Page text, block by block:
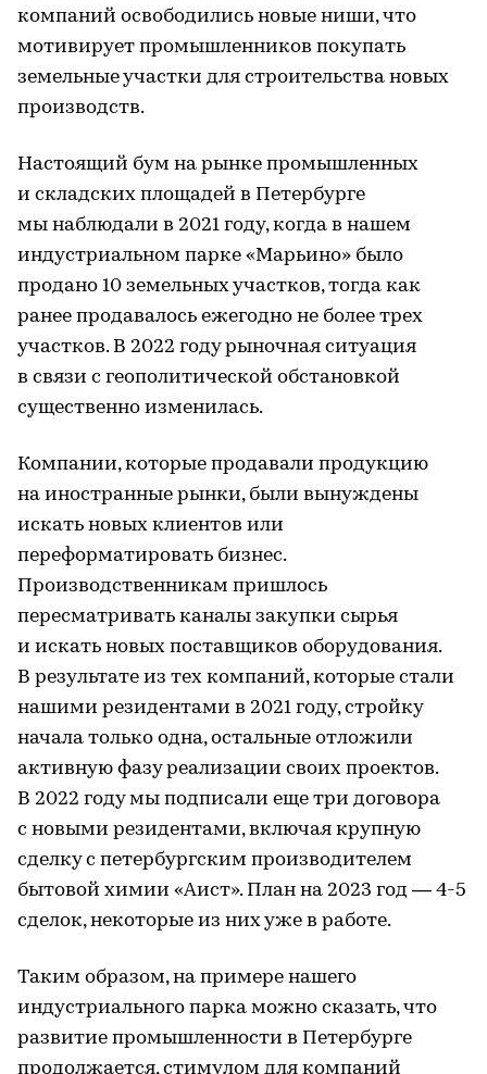
компаний освободились новые ниши, что
мотивирует промышленников покупать
земельные участки для строительства новых
производств.
Настоящий бум на рынке промышленных
и складских площадей в Петербурге
мы наблюдали в 2021 году, когда в нашем
индустриальном парке «Марьино» было
продано 10 земельных участков, тогда как
ранее продавалось ежегодно не более трех
участков. В 2022 году рыночная ситуация
в связи с геополитической обстановкой
существенно изменилась.
Компании, которые продавали продукцию
на иностранные рынки, были вынуждены
искать новых клиентов или
переформатировать бизнес.
Производственникам пришлось
пересматривать каналы закупки сырья
и искать новых поставщиков оборудования.
В результате из тех компаний, которые стали
нашими резидентами в 2021 году, стройку
начала только одна, остальные отложили
активную фазу реализации своих проектов.
В 2022 году мы подписали еще три договора
с новыми резидентами, включая крупную
сделку с петербургским производителем
бытовой химии «Аист». План на 2023 год — 4-5
сделок, некоторые из них уже в работе.
Таким образом, на примере нашего
индустриального парка можно сказать, что
развитие промышленности в Петербурге
продолжается, стимулом для компаний